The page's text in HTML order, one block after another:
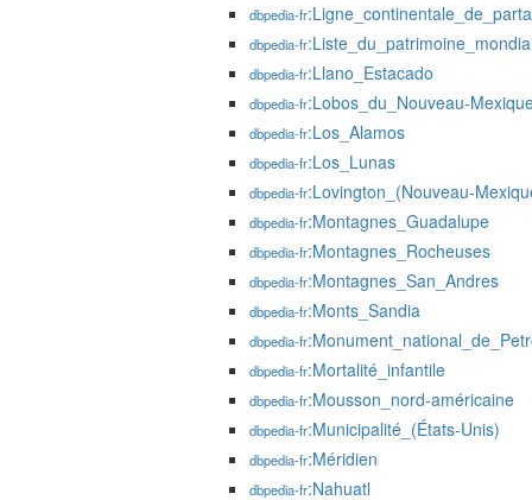
dbpedia-fr
dbpedia-fr
dbpedia-fr:Llano_Estacado
dbpedia-fr:Lobos_du_Nouveau-
dbpedia-fr:Los_Alamos
dbpedia-fr:Los_Lunas
dbpedia-fr:Lovington_(Nouveau-
dbpedia-fr:Montagnes_Guadalupe
dbpedia-fr:Montagnes_Rocheuses
dbpedia-fr:Montagnes_San_Andres
dbpedia-fr:Monts_Sandia
dbpedia-fr
dbpedia-fr:Mortalité_infantile
dbpedia-fr:Mousson_nord-américaine
dbpedia-fr:Municipalité_(États-Unis)
dbpedia-fr:Méridien
dbpedia-fr:Nahuatl